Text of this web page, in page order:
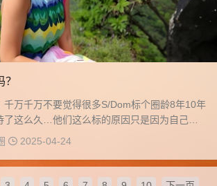
千万千万不要觉得很多S/Dom标个圈龄8年10年
了这么久…他们这么标的原因只是因为自己年
2025-04-24